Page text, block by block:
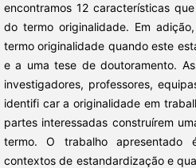
encontramos 12 características
do termo originalidade. Em
termo originalidade quando este
e a uma tese de doutoramento.
investigadores, professores,
identifi car a originalidade em
partes interessadas construírem
termo. O trabalho apresentado
contextos de estandardização e